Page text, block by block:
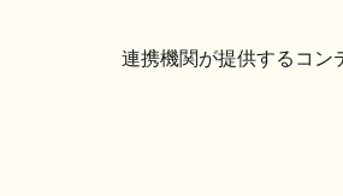
連携機関が提供するコン